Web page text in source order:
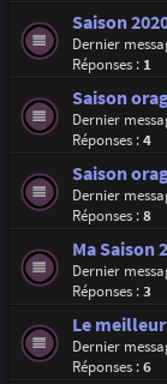
Saison
Dernier
Réponses : 1
Saison
Dernier
Réponses :4
Saison
Dernier
Réponses :8
Ma Saison
Dernier
Réponses :3
Le
Dernier
Réponses :6